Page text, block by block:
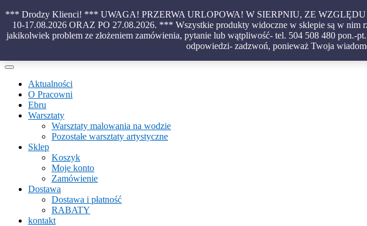
*** Drodzy Klienci! *** UWAGA! PRZERWA URLOPOWA! W SIERPNIU, ZE
10-17.08.2026 ORAZ PO 27.08.2026. *** Wszystkie produkty widoczne w sklepie są w
jakikolwiek problem ze złożeniem zamówienia, pytanie lub wątpliwość- tel. 504 508 480 pon.-
odpowiedzi- zadzwoń, ponieważ Twoja
Skip
content
Piękno malowane na wodzie – papiery marmurkowe – materiały introligatorskie – oprawy – etui
Aktualności
O Pracowni
Ebru
Warsztaty
Warsztaty malowania na wodzie
Pozostałe warsztaty artystyczne
Sklep
Koszyk
Moje konto
Zamówienie
Dostawa
Dostawa i płatność
RABATY
kontakt